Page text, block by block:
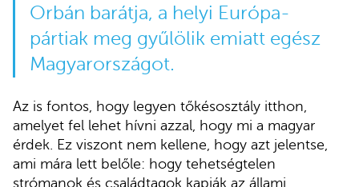
Orbán barátja, a helyi Európa-
pártiak meg gyűlölik emiatt egész
Magyarországot.
Az is fontos, hogy legyen tőkésosztály itthon,
amelyet fel lehet hívni azzal, hogy mi a magyar
érdek. Ez viszont nem kellene, hogy azt jelentse,
ami mára lett belőle: hogy tehetségtelen
strómanok és családtagok kapják az állami